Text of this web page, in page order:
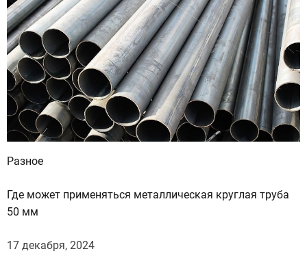
Разное
Где может применяться металлическая круглая труба
50 мм
17 декабря, 2024